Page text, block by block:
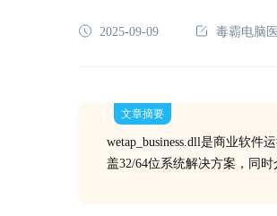
2025-09-09 毒霸电脑
文章摘要
wetap_business.dll是商业软
盖32/64位系统解决方案，同